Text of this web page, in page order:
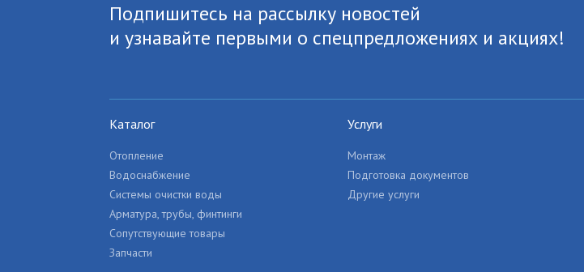
Подпишитесь на рассылку новостей
и узнавайте первыми о спецпредложениях и акциях!
Каталог
Отопление
Водоснабжение
Системы очистки воды
Арматура, трубы, финтинги
Сопутствующие товары
Запчасти
Услуги
Монтаж
Подготовка документов
Другие услуги